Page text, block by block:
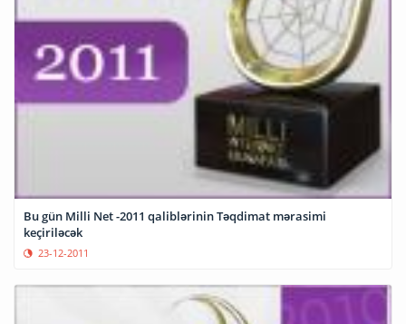
Bu gün Milli Net -2011 qaliblərinin Təqdimat mərasimi
keçiriləcək
23-12-2011